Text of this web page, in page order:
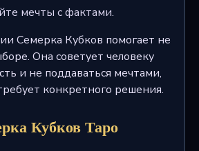
мечты с фактами.
Семерка Кубков помогает не
Она советует человеку
и не поддаваться мечтами,
конкретного решения.
Кубков Таро